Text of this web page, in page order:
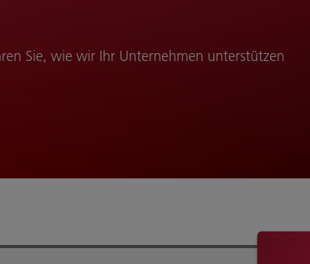
Sie, wie wir Ihr Unternehmen unterstützen